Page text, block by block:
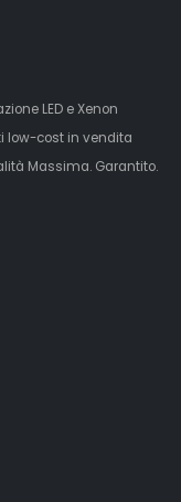
LED e Xenon
low-cost in vendita
Massima. Garantito.